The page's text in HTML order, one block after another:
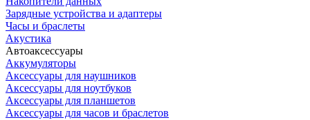
Зарядные устройства и адаптеры
Часы и браслеты
Акустика
Автоаксессуары
Аккумуляторы
Аксессуары для наушников
Аксессуары для ноутбуков
Аксессуары для планшетов
Аксессуары для часов и браслетов